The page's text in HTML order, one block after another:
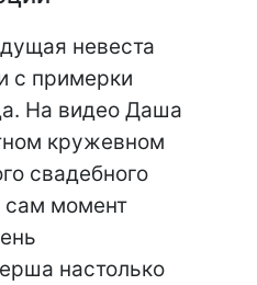
невеста
с примерки
На видео Даша
кружевном
свадебного
сам момент
настолько